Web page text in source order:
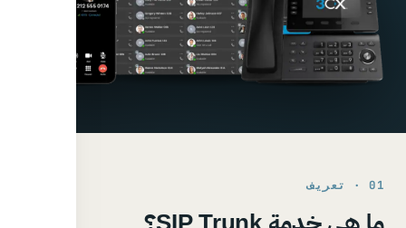
01 · تعريف